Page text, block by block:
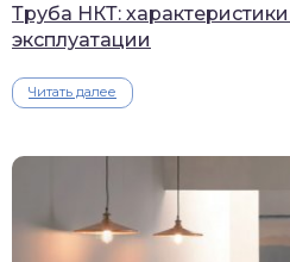
Труба НКТ:
эксплуатации
Читать далее